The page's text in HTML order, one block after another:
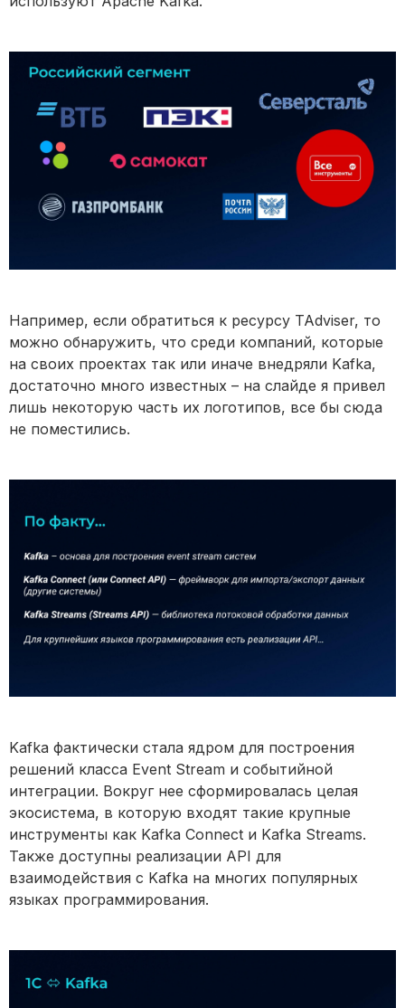
Например, если обратиться к ресурсу TAdviser, то
можно обнаружить, что среди компаний, которые
на своих проектах так или иначе внедряли Kafka,
достаточно много известных – на слайде я привел
лишь некоторую часть их логотипов, все бы сюда
не поместились.
Kafka фактически стала ядром для построения
решений класса Event Stream и событийной
интеграции. Вокруг нее сформировалась целая
экосистема, в которую входят такие крупные
инструменты как Kafka Connect и Kafka Streams.
Также доступны реализации API для
взаимодействия с Kafka на многих популярных
языках программирования.